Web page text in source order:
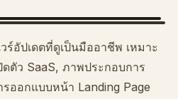
อัปเดตที่ดูเป็นมืออาชีพ เหมาะ
ตัว SaaS, ภาพประกอบการ
ออกแบบหน้า Landing Page